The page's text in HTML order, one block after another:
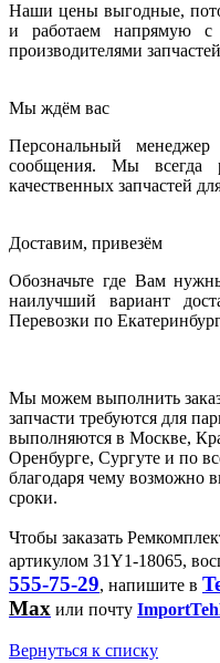
Наши цены выгодные,
и работаем напрямую с
производителями
Мы ждём вас
Персональный
сообщения. Мы
качественных запчастей
Доставим, привезём
Обозначьте где Вам
наилучший вариант
Перевозки по
Мы можем выполнить
запчасти требуются для
выполняются в Москве,
Оренбурге, Сургуте и по
благодаря чему возможно
сроки.
Чтобы заказать
артикулом 31Y1-18065,
555-75-29, напишите в
Max или почту
Вернуться к списку